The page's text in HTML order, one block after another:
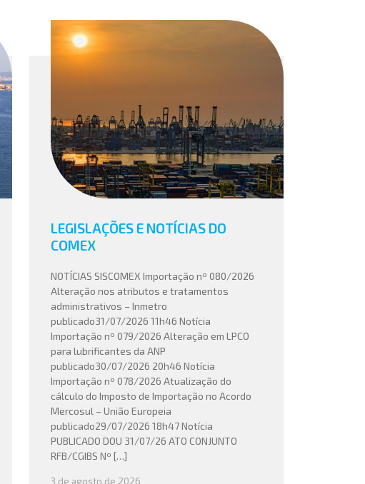
LEGISLAÇÕES E NOTÍCIAS DO
COMEX
NOTÍCIAS SISCOMEX Importação nº 080/2026
Alteração nos atributos e tratamentos
administrativos – Inmetro
publicado31/07/2026 11h46 Notícia
Importação nº 079/2026 Alteração em LPCO
para lubrificantes da ANP
publicado30/07/2026 20h46 Notícia
Importação nº 078/2026 Atualização do
cálculo do Imposto de Importação no Acordo
Mercosul – União Europeia
publicado29/07/2026 18h47 Notícia
PUBLICADO DOU 31/07/26 ATO CONJUNTO
RFB/CGIBS Nº […]
3 de agosto de 2026